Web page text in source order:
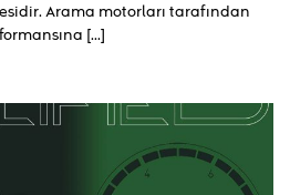
Arama motorları tarafından
[...]